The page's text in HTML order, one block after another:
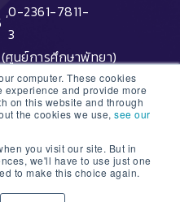
computer. These cookies
and provide more
on this website and through
the cookies we use, see our
you visit our site. But in
we'll have to use just one
to make this choice again.
,0-2361-7811-
3
นย์การศึกษาพัทยา)